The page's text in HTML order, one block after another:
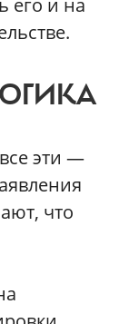
его и на
эти —
что